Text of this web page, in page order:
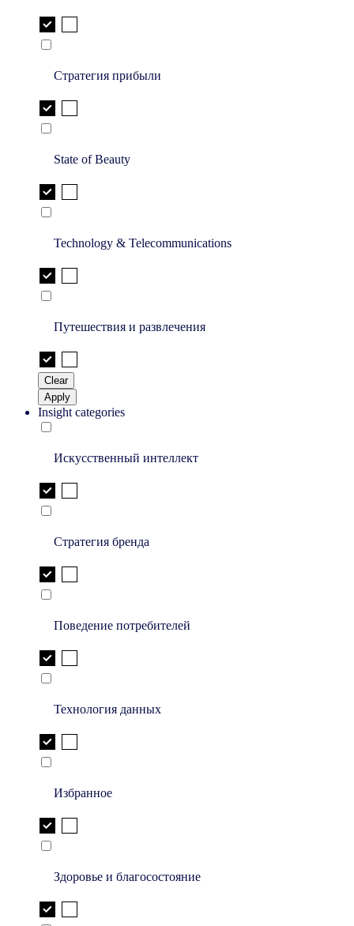
Стратегия прибыли
State of Beauty
Technology & Telecommunications
Путешествия и развлечения
Clear
Apply
Insight categories
Искусственный интеллект
Стратегия бренда
Поведение потребителей
Технология данных
Избранное
Здоровье и благосостояние